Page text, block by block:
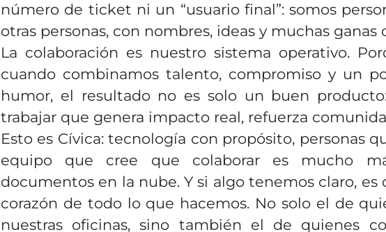
número de ticket ni un “usuario final”: somos
otras personas, con nombres, ideas y muchas ganas
La colaboración es nuestro sistema operativo.
cuando combinamos talento, compromiso y un
humor, el resultado no es solo un buen
trabajar que genera impacto real, refuerza
Esto es Cívica: tecnología con propósito, personas
equipo que cree que colaborar es mucho
documentos en la nube. Y si algo tenemos claro, es
corazón de todo lo que hacemos. No solo el de
nuestras oficinas, sino también el de quienes